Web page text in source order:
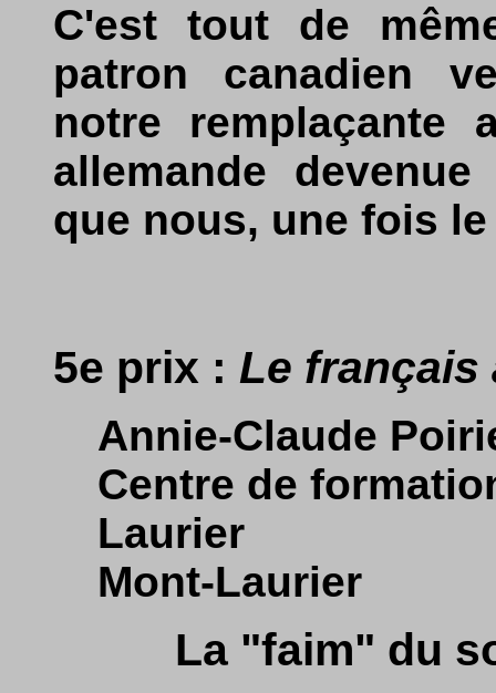
C'est tout de
patron canadien
notre remplaçante
allemande
que nous, une fois
5e prix : Le français
Annie-Claude
Centre de
Laurier
Mont-Laurier
La "faim" du